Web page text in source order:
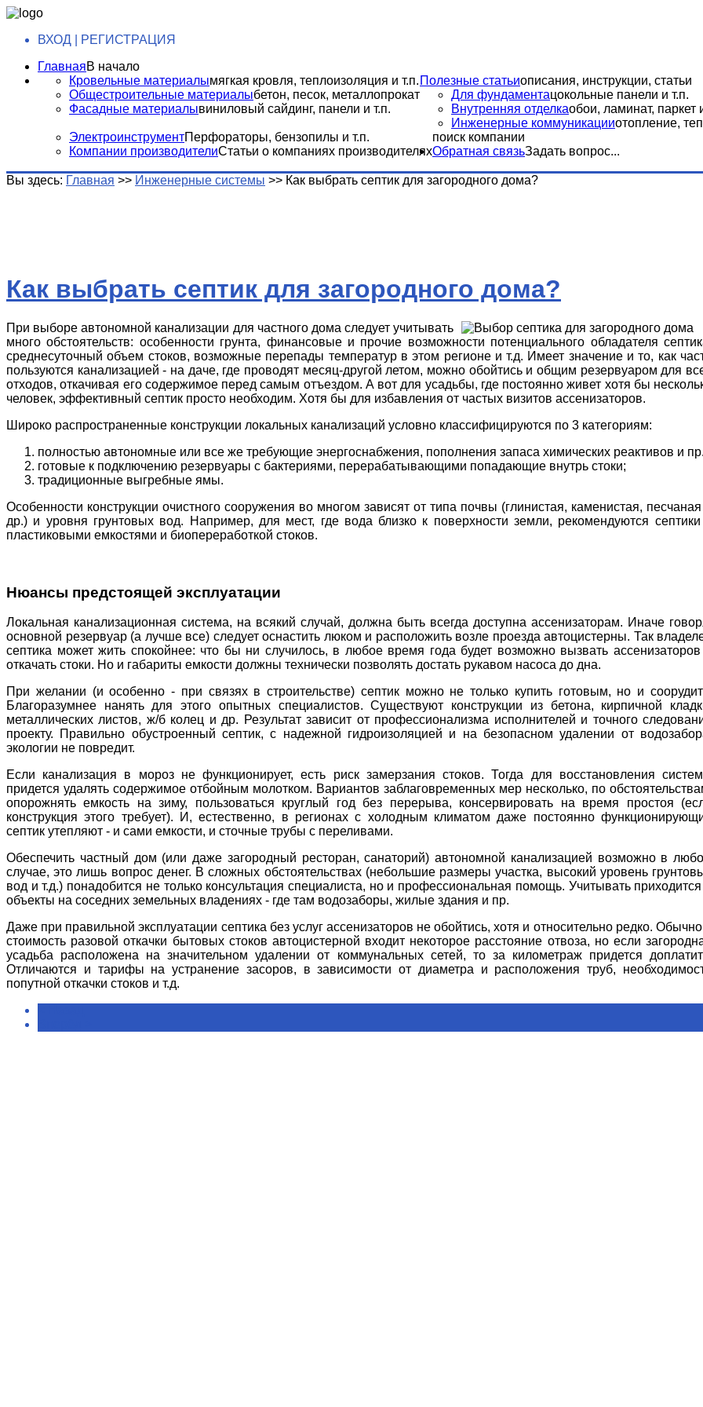
ВХОД | РЕГИСТРАЦИЯ
ГлавнаяВ начало
Полезные статьиописания, инструкции, статьи
Кровельные материалымягкая кровля, теплоизоляция и т.п.
Общестроительные материалыбетон, песок, металлопрокат
Фасадные материалывиниловый сайдинг, панели и т.п.
Для фундаментацокольные панели и т.п.
Внутренняя отделкаобои, ламинат, паркет
Инженерные коммуникацииотопление,
ЭлектроинструментПерфораторы, бензопилы и т.п.
Компании производителиСтатьи о компаниях производителях
поиск компании
Обратная связьЗадать вопрос...
Вы здесь: Главная >> Инженерные системы >> Как выбрать септик для загородного дома?
Как выбрать септик для загородного дома?
При выборе автономной канализации для частного дома следует учитывать
много обстоятельств: особенности грунта, финансовые и прочие возможности потенциального обладателя
среднесуточный объем стоков, возможные перепады температур в этом регионе и т.д. Имеет значение и то, как
пользуются канализацией - на даче, где проводят месяц-другой летом, можно обойтись и общим резервуаром для
отходов, откачивая его содержимое перед самым отъездом. А вот для усадьбы, где постоянно живет хотя бы
человек, эффективный септик просто необходим. Хотя бы для избавления от частых визитов ассенизаторов.
Широко распространенные конструкции локальных канализаций условно классифицируются по 3 категориям:
полностью автономные или все же требующие энергоснабжения, пополнения запаса химических реактивов и
готовые к подключению резервуары с бактериями, перерабатывающими попадающие внутрь стоки;
традиционные выгребные ямы.
Особенности конструкции очистного сооружения во многом зависят от типа почвы (глинистая, каменистая,
др.) и уровня грунтовых вод. Например, для мест, где вода близко к поверхности земли, рекомендуются
пластиковыми емкостями и биопереработкой стоков.
Нюансы предстоящей эксплуатации
Локальная канализационная система, на всякий случай, должна быть всегда доступна ассенизаторам. Иначе
основной резервуар (а лучше все) следует оснастить люком и расположить возле проезда автоцистерны. Так
септика может жить спокойнее: что бы ни случилось, в любое время года будет возможно вызвать
откачать стоки. Но и габариты емкости должны технически позволять достать рукавом насоса до дна.
При желании (и особенно - при связях в строительстве) септик можно не только купить готовым, но и
Благоразумнее нанять для этого опытных специалистов. Существуют конструкции из бетона, кирпичной
металлических листов, ж/б колец и др. Результат зависит от профессионализма исполнителей и точного
проекту. Правильно обустроенный септик, с надежной гидроизоляцией и на безопасном удалении от
экологии не повредит.
Если канализация в мороз не функционирует, есть риск замерзания стоков. Тогда для восстановления
придется удалять содержимое отбойным молотком. Вариантов заблаговременных мер несколько, по
опорожнять емкость на зиму, пользоваться круглый год без перерыва, консервировать на время простоя
конструкция этого требует). И, естественно, в регионах с холодным климатом даже постоянно
септик утепляют - и сами емкости, и сточные трубы с переливами.
Обеспечить частный дом (или даже загородный ресторан, санаторий) автономной канализацией возможно в
случае, это лишь вопрос денег. В сложных обстоятельствах (небольшие размеры участка, высокий уровень
вод и т.д.) понадобится не только консультация специалиста, но и профессиональная помощь. Учитывать
объекты на соседних земельных владениях - где там водозаборы, жилые здания и пр.
Даже при правильной эксплуатации септика без услуг ассенизаторов не обойтись, хотя и относительно редко.
стоимость разовой откачки бытовых стоков автоцистерной входит некоторое расстояние отвоза, но если
усадьба расположена на значительном удалении от коммунальных сетей, то за километраж придется
Отличаются и тарифы на устранение засоров, в зависимости от диаметра и расположения труб,
попутной откачки стоков и т.д.